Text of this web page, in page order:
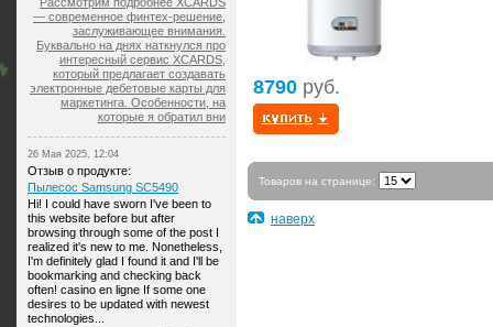
8790 руб.
Товаров на странице:
наверх
— современное финтех-решение,
заслуживающее внимания.
Буквально на днях наткнулся про
интересный сервис XCARDS,
который предлагает создавать
электронные дебетовые карты для
маркетинга. Особенности, на
которые я обратил вни
26 Мая 2025, 12:04
Отзыв о продукте:
Пылесос Samsung SC5490
Hi! I could have sworn I've been to
this website before but after
browsing through some of the post I
realized it's new to me. Nonetheless,
I'm definitely glad I found it and I'll be
bookmarking and checking back
often! casino en ligne If some one
desires to be updated with newest
technologies...